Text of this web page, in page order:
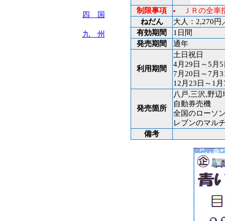
四 国
九 州
制限事項
ＪＲの全
ねだん
大人：2,270円
有効期間
1日間
発売期間
通年
利用期間
土日祝日
4月29日～5月5
7月20日～7月
12月23日～1
発売箇所
八戸,三沢,野
自動券売機
全国のローソ
レブンのマル
備考